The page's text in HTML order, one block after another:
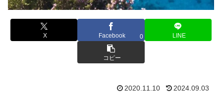
X Facebook 0 LINE
コピー
2020.11.10 2024.09.03